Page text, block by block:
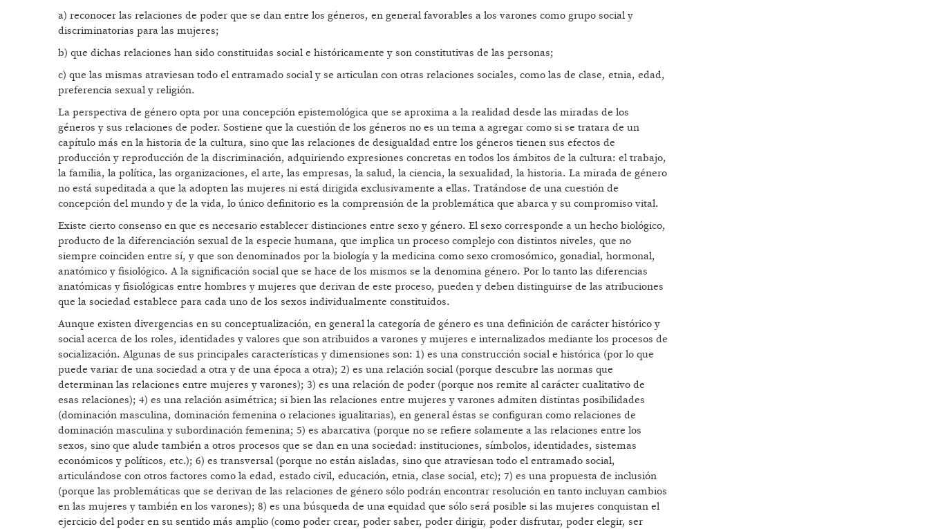
a) reconocer las relaciones de poder que se dan entre los géneros, en general favorables a los varones como grupo social y
discriminatorias para las mujeres;
b) que dichas relaciones han sido constituidas social e históricamente y son constitutivas de las personas;
c) que las mismas atraviesan todo el entramado social y se articulan con otras relaciones sociales, como las de clase, etnia, edad,
preferencia sexual y religión.
La perspectiva de género opta por una concepción epistemológica que se aproxima a la realidad desde las miradas de los
géneros y sus relaciones de poder. Sostiene que la cuestión de los géneros no es un tema a agregar como si se tratara de un
capítulo más en la historia de la cultura, sino que las relaciones de desigualdad entre los géneros tienen sus efectos de
producción y reproducción de la discriminación, adquiriendo expresiones concretas en todos los ámbitos de la cultura: el trabajo,
la familia, la política, las organizaciones, el arte, las empresas, la salud, la ciencia, la sexualidad, la historia. La mirada de género
no está supeditada a que la adopten las mujeres ni está dirigida exclusivamente a ellas. Tratándose de una cuestión de
concepción del mundo y de la vida, lo único definitorio es la comprensión de la problemática que abarca y su compromiso vital.
Existe cierto consenso en que es necesario establecer distinciones entre sexo y género. El sexo corresponde a un hecho biológico,
producto de la diferenciación sexual de la especie humana, que implica un proceso complejo con distintos niveles, que no
siempre coinciden entre sí, y que son denominados por la biología y la medicina como sexo cromosómico, gonadial, hormonal,
anatómico y fisiológico. A la significación social que se hace de los mismos se la denomina género. Por lo tanto las diferencias
anatómicas y fisiológicas entre hombres y mujeres que derivan de este proceso, pueden y deben distinguirse de las atribuciones
que la sociedad establece para cada uno de los sexos individualmente constituidos.
Aunque existen divergencias en su conceptualización, en general la categoría de género es una definición de carácter histórico y
social acerca de los roles, identidades y valores que son atribuidos a varones y mujeres e internalizados mediante los procesos de
socialización. Algunas de sus principales características y dimensiones son: 1) es una construcción social e histórica (por lo que
puede variar de una sociedad a otra y de una época a otra); 2) es una relación social (porque descubre las normas que
determinan las relaciones entre mujeres y varones); 3) es una relación de poder (porque nos remite al carácter cualitativo de
esas relaciones); 4) es una relación asimétrica; si bien las relaciones entre mujeres y varones admiten distintas posibilidades
(dominación masculina, dominación femenina o relaciones igualitarias), en general éstas se configuran como relaciones de
dominación masculina y subordinación femenina; 5) es abarcativa (porque no se refiere solamente a las relaciones entre los
sexos, sino que alude también a otros procesos que se dan en una sociedad: instituciones, símbolos, identidades, sistemas
económicos y políticos, etc.); 6) es transversal (porque no están aisladas, sino que atraviesan todo el entramado social,
articulándose con otros factores como la edad, estado civil, educación, etnia, clase social, etc); 7) es una propuesta de inclusión
(porque las problemáticas que se derivan de las relaciones de género sólo podrán encontrar resolución en tanto incluyan cambios
en las mujeres y también en los varones); 8) es una búsqueda de una equidad que sólo será posible si las mujeres conquistan el
ejercicio del poder en su sentido más amplio (como poder crear, poder saber, poder dirigir, poder disfrutar, poder elegir, ser